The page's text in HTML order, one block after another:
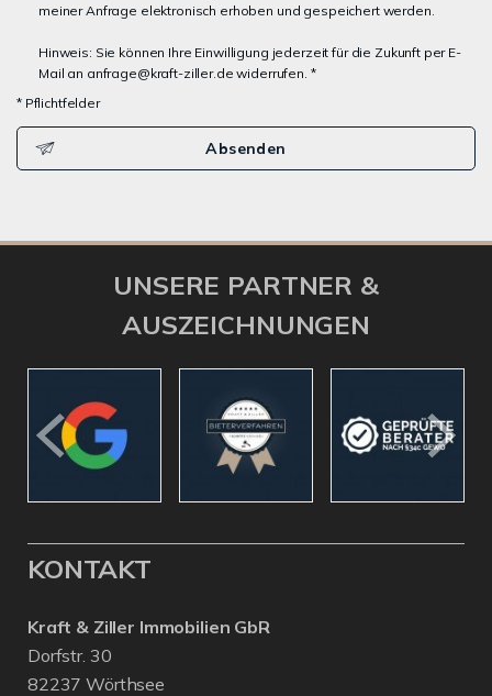
meiner Anfrage elektronisch erhoben und gespeichert werden.
Hinweis: Sie können Ihre Einwilligung jederzeit für die Zukunft per E-
Mail an anfrage@kraft-ziller.de widerrufen. *
* Pflichtfelder
Absenden
UNSERE PARTNER &
AUSZEICHNUNGEN
KONTAKT
Kraft & Ziller Immobilien GbR
Dorfstr. 30
82237 Wörthsee